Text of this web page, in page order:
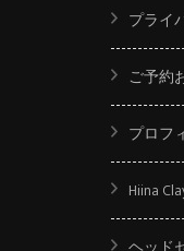
プライ
ご予約
プロフ
Hiina